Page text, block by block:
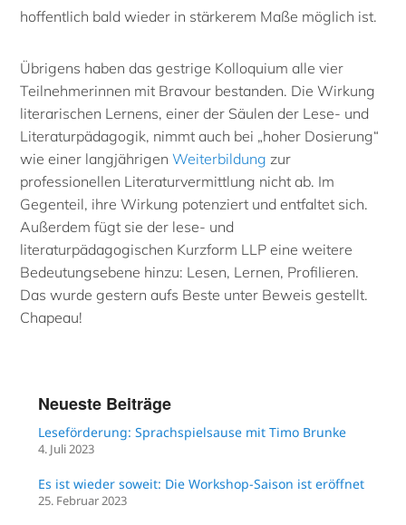
hoffentlich bald wieder in stärkerem Maße möglich ist.
Übrigens haben das gestrige Kolloquium alle vier
Teilnehmerinnen mit Bravour bestanden. Die Wirkung
literarischen Lernens, einer der Säulen der Lese- und
Literaturpädagogik, nimmt auch bei „hoher Dosierung“
wie einer langjährigenWeiterbildung zur
professionellen Literaturvermittlung nicht ab. Im
Gegenteil, ihre Wirkung potenziert und entfaltet sich.
Außerdem fügt sie der lese- und
literaturpädagogischen Kurzform LLP eine weitere
Bedeutungsebene hinzu: Lesen, Lernen, Profilieren.
Das wurde gestern aufs Beste unter Beweis gestellt.
Chapeau!
Neueste Beiträge
Leseförderung: Sprachspielsause mit Timo Brunke
4. Juli 2023
Es ist wieder soweit: Die Workshop-Saison ist eröffnet
25. Februar 2023